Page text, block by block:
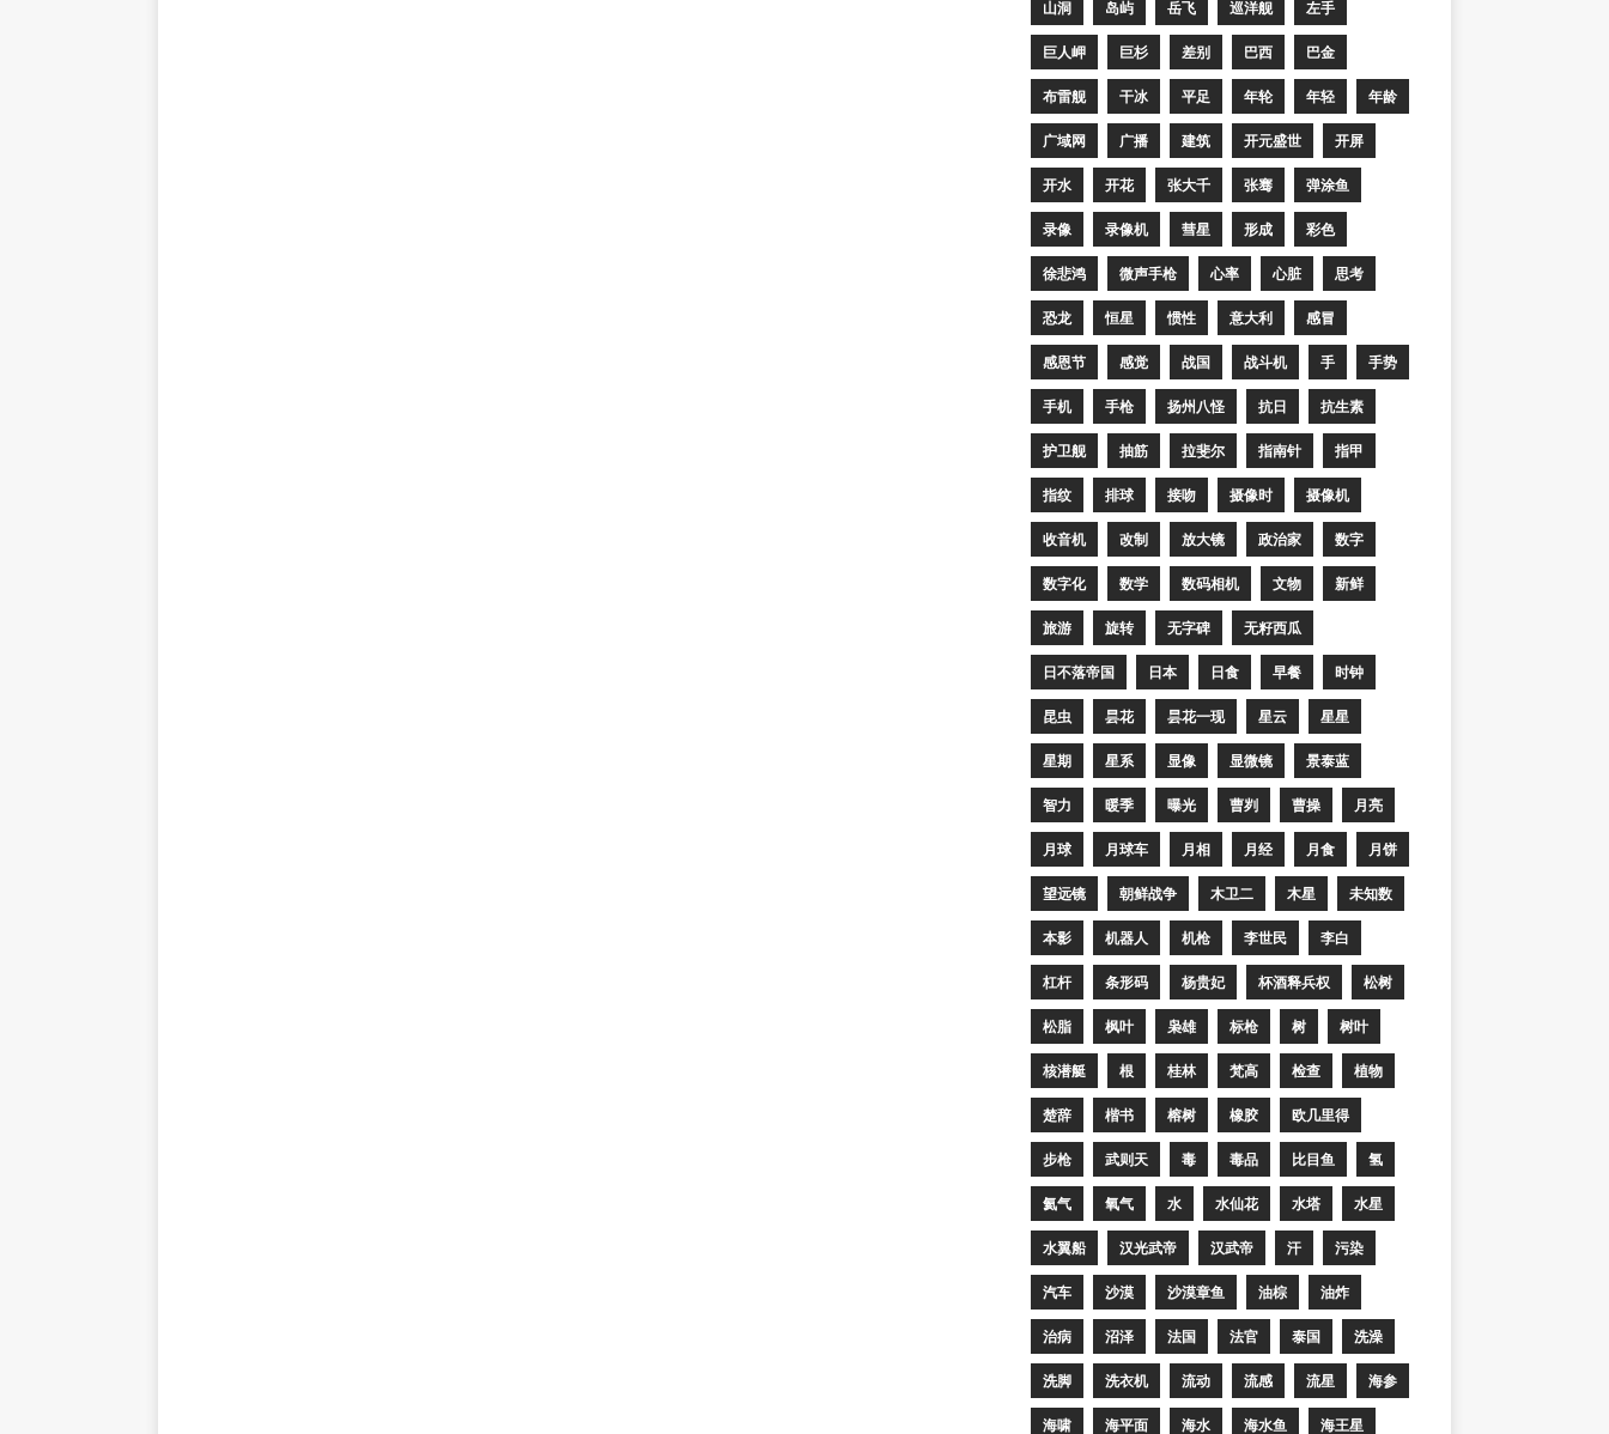
山洞 岛屿 岳飞 巡洋舰 左手
巨人岬 巨杉 差别 巴西 巴金
布雷舰 干冰 平足 年轮 年轻 年龄
广域网 广播 建筑 开元盛世 开屏
开水 开花 张大千 张骞 弹涂鱼
录像 录像机 彗星 形成 彩色
徐悲鸿 微声手枪 心率 心脏 思考
恐龙 恒星 惯性 意大利 感冒
感恩节 感觉 战国 战斗机 手 手势
手机 手枪 扬州八怪 抗日 抗生素
护卫舰 抽筋 拉斐尔 指南针 指甲
指纹 排球 接吻 摄像时 摄像机
收音机 改制 放大镜 政治家 数字
数字化 数学 数码相机 文物 新鲜
旅游 旋转 无字碑 无籽西瓜
日不落帝国 日本 日食 早餐 时钟
昆虫 昙花 昙花一现 星云 星星
星期 星系 显像 显微镜 景泰蓝
智力 暖季 曝光 曹刿 曹操 月亮
月球 月球车 月相 月经 月食 月饼
望远镜 朝鲜战争 木卫二 木星 未知数
本影 机器人 机枪 李世民 李白
杠杆 条形码 杨贵妃 杯酒释兵权 松树
松脂 枫叶 枭雄 标枪 树 树叶
核潜艇 根 桂林 梵高 检查 植物
楚辞 楷书 榕树 橡胶 欧几里得
步枪 武则天 毒 毒品 比目鱼 氢
氦气 氧气 水 水仙花 水塔 水星
水翼船 汉光武帝 汉武帝 汗 污染
汽车 沙漠 沙漠章鱼 油棕 油炸
治病 沼泽 法国 法官 泰国 洗澡
洗脚 洗衣机 流动 流感 流星 海参
海啸 海平面 海水 海水鱼 海王星